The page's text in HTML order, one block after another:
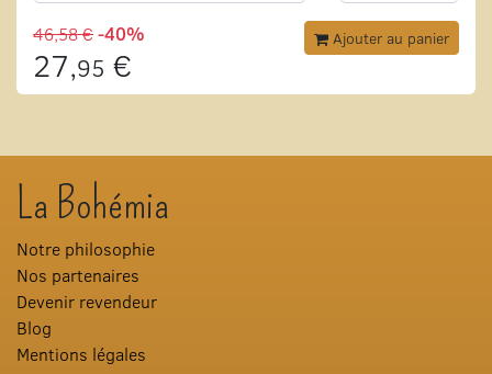
46,58 €-40%
27,95 €
Ajouter au panier
La Bohémia
Notre philosophie
Nos partenaires
Devenir revendeur
Blog
Mentions légales